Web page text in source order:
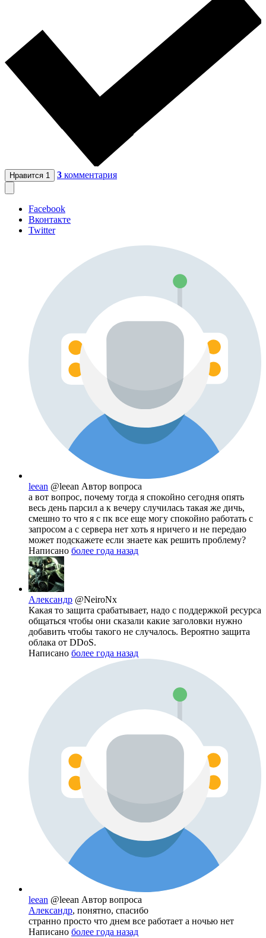
Нравится 1 3 комментария
Facebook
Вконтакте
Twitter
leean @leean Автор вопроса
а вот вопрос, почему тогда я спокойно сегодня опять
весь день парсил а к вечеру случилась такая же дичь,
смешно то что я с пк все еще могу спокойно работать с
запросом а с сервера нет хоть я нричего и не передаю
может подскажете если знаете как решить проблему?
Написано более года назад
Александр @NeiroNx
Какая то защита срабатывает, надо с поддержкой ресурса
общаться чтобы они сказали какие заголовки нужно
добавить чтобы такого не случалось. Вероятно защита
облака от DDoS.
Написано более года назад
leean @leean Автор вопроса
Александр, понятно, спасибо
странно просто что днем все работает а ночью нет
Написано более года назад